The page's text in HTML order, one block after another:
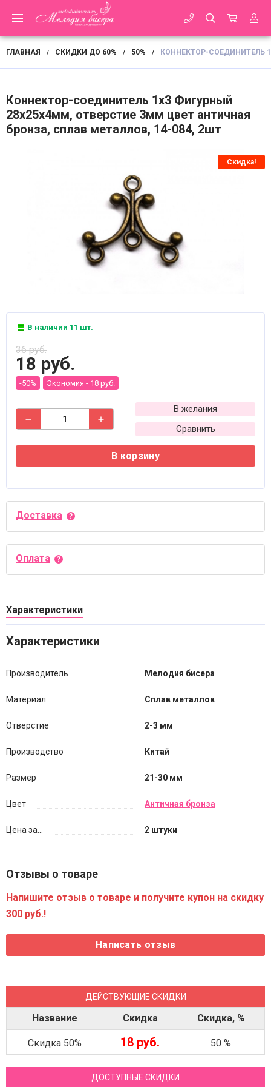
ГЛАВНАЯ / СКИДКИ ДО 60% / 50% / КОННЕКТОР-СОЕДИНИТЕЛЬ
Коннектор-соединитель 1х3 Фигурный
28х25х4мм, отверстие 3мм цвет античная
бронза, сплав металлов, 14-084, 2шт
Скидка!
В наличии 11 шт.
36 руб.
18 руб.
-50% Экономия - 18 руб.
В желания
Сравнить
В корзину
Доставка
Оплата
Характеристики
Характеристики
Производитель Мелодия бисера
Материал Сплав металлов
Отверстие 2-3 мм
Производство Китай
Размер 21-30 мм
Цвет Античная бронза
Цена за... 2 штуки
Отзывы о товаре
Напишите отзыв о товаре и получите купон на скидку
300 руб.!
ДЕЙСТВУЮЩИЕ СКИДКИ
Название Скидка Скидка, %
Скидка 50% 18 руб. 50 %
ДОСТУПНЫЕ СКИДКИ